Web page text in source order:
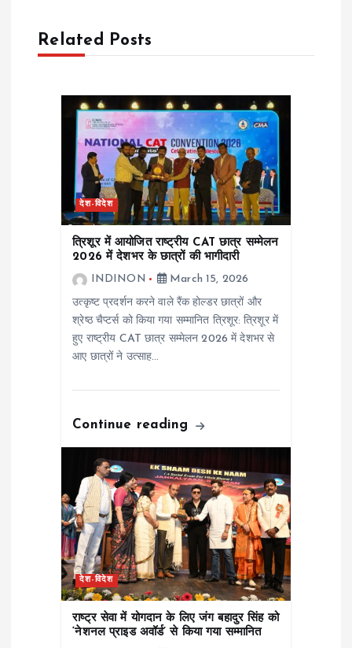
vRelated Posts
देश-विदेश
त्रिशूर में आयोजित राष्ट्रीय CAT छात्र सम्मेलन
2026 में देशभर के छात्रों की भागीदारी
INDINON
March 15, 2026
उत्कृष्ट प्रदर्शन करने वाले रैंक होल्डर छात्रों और
श्रेष्ठ चैप्टर्स को किया गया सम्मानित त्रिशूर: त्रिशूर में
हुए राष्ट्रीय CAT छात्र सम्मेलन 2026 में देशभर से
आए छात्रों ने उत्साह…
Continue reading
देश-विदेश
राष्ट्र सेवा में योगदान के लिए जंग बहादुर सिंह को
‘नेशनल प्राइड अवॉर्ड’ से किया गया सम्मानित